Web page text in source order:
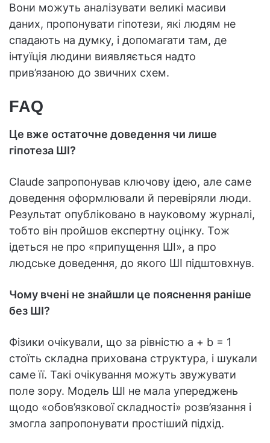
Вони можуть аналізувати великі масиви
даних, пропонувати гіпотези, які людям не
спадають на думку, і допомагати там, де
інтуїція людини виявляється надто
прив’язаною до звичних схем.
FAQ
Це вже остаточне доведення чи лише
гіпотеза ШІ?
Claude запропонував ключову ідею, але саме
доведення оформлювали й перевіряли люди.
Результат опубліковано в науковому журналі,
тобто він пройшов експертну оцінку. Тож
ідеться не про «припущення ШІ», а про
людське доведення, до якого ШІ підштовхнув.
Чому вчені не знайшли це пояснення раніше
без ШІ?
Фізики очікували, що за рівністю a + b = 1
стоїть складна прихована структура, і шукали
саме її. Такі очікування можуть звужувати
поле зору. Модель ШІ не мала упереджень
щодо «обов’язкової складності» розв’язання і
змогла запропонувати простіший підхід.